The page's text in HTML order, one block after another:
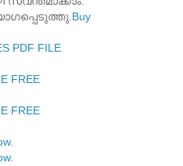
Buy
PDF FILE
FREE
FREE
.
.